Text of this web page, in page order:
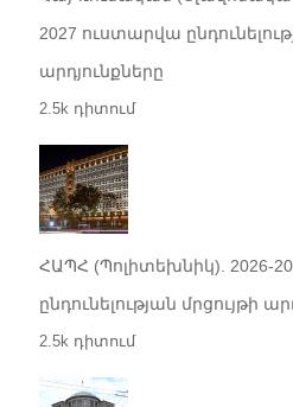
2027 ուստարվա
արդյունքները
2.5k դիտում
ՀԱՊՀ (Պոլիտեխնիկ). 2026-
ընդունելության մրցույթի
2.5k դիտում